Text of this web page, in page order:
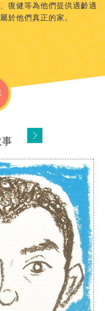
復健等為他們提供適齡適
於他們真正的家。